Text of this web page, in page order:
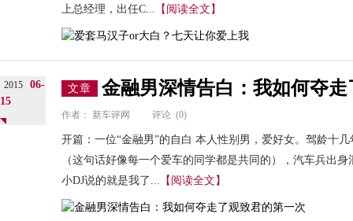
上总经理，出任C... 【阅读全文】
2015
06-
15
文章 金融男深情告白：我如何夺
作者： 新车评网 评论 (0)
开篇：一位“金融男”的自白 本人性别男，爱好女。驾龄十
（这句话好像每一个爱车的同学都是共同的），汽车兵出
小DJ说的就是我了... 【阅读全文】